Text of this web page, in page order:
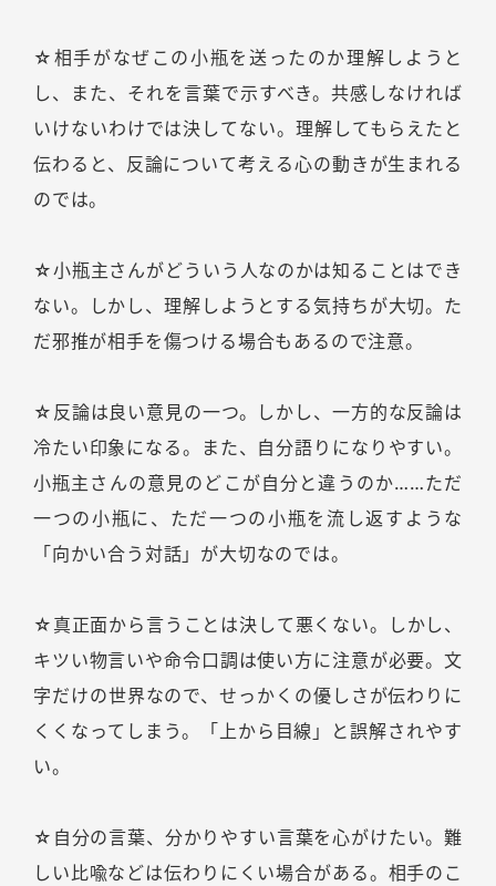
☆相手がなぜこの小瓶を送ったのか理解しようと
し、また、それを言葉で示すべき。共感しなければ
いけないわけでは決してない。理解してもらえたと
伝わると、反論について考える心の動きが生まれる
のでは。
☆小瓶主さんがどういう人なのかは知ることはでき
ない。しかし、理解しようとする気持ちが大切。た
だ邪推が相手を傷つける場合もあるので注意。
☆反論は良い意見の一つ。しかし、一方的な反論は
冷たい印象になる。また、自分語りになりやすい。
小瓶主さんの意見のどこが自分と違うのか……ただ
一つの小瓶に、ただ一つの小瓶を流し返すような
「向かい合う対話」が大切なのでは。
☆真正面から言うことは決して悪くない。しかし、
キツい物言いや命令口調は使い方に注意が必要。文
字だけの世界なので、せっかくの優しさが伝わりに
くくなってしまう。「上から目線」と誤解されやす
い。
☆自分の言葉、分かりやすい言葉を心がけたい。難
しい比喩などは伝わりにくい場合がある。相手のこ